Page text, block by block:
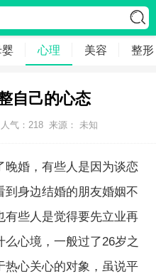
婴 心理 美容 整形
自己的心态
人气： 218 来源： 未知
晚婚，有些人是因为谈恋
身边结婚的朋友婚姻不
有些人是觉得要先立业再
心境，一般过了26岁之
热心关心的对象，虽说平